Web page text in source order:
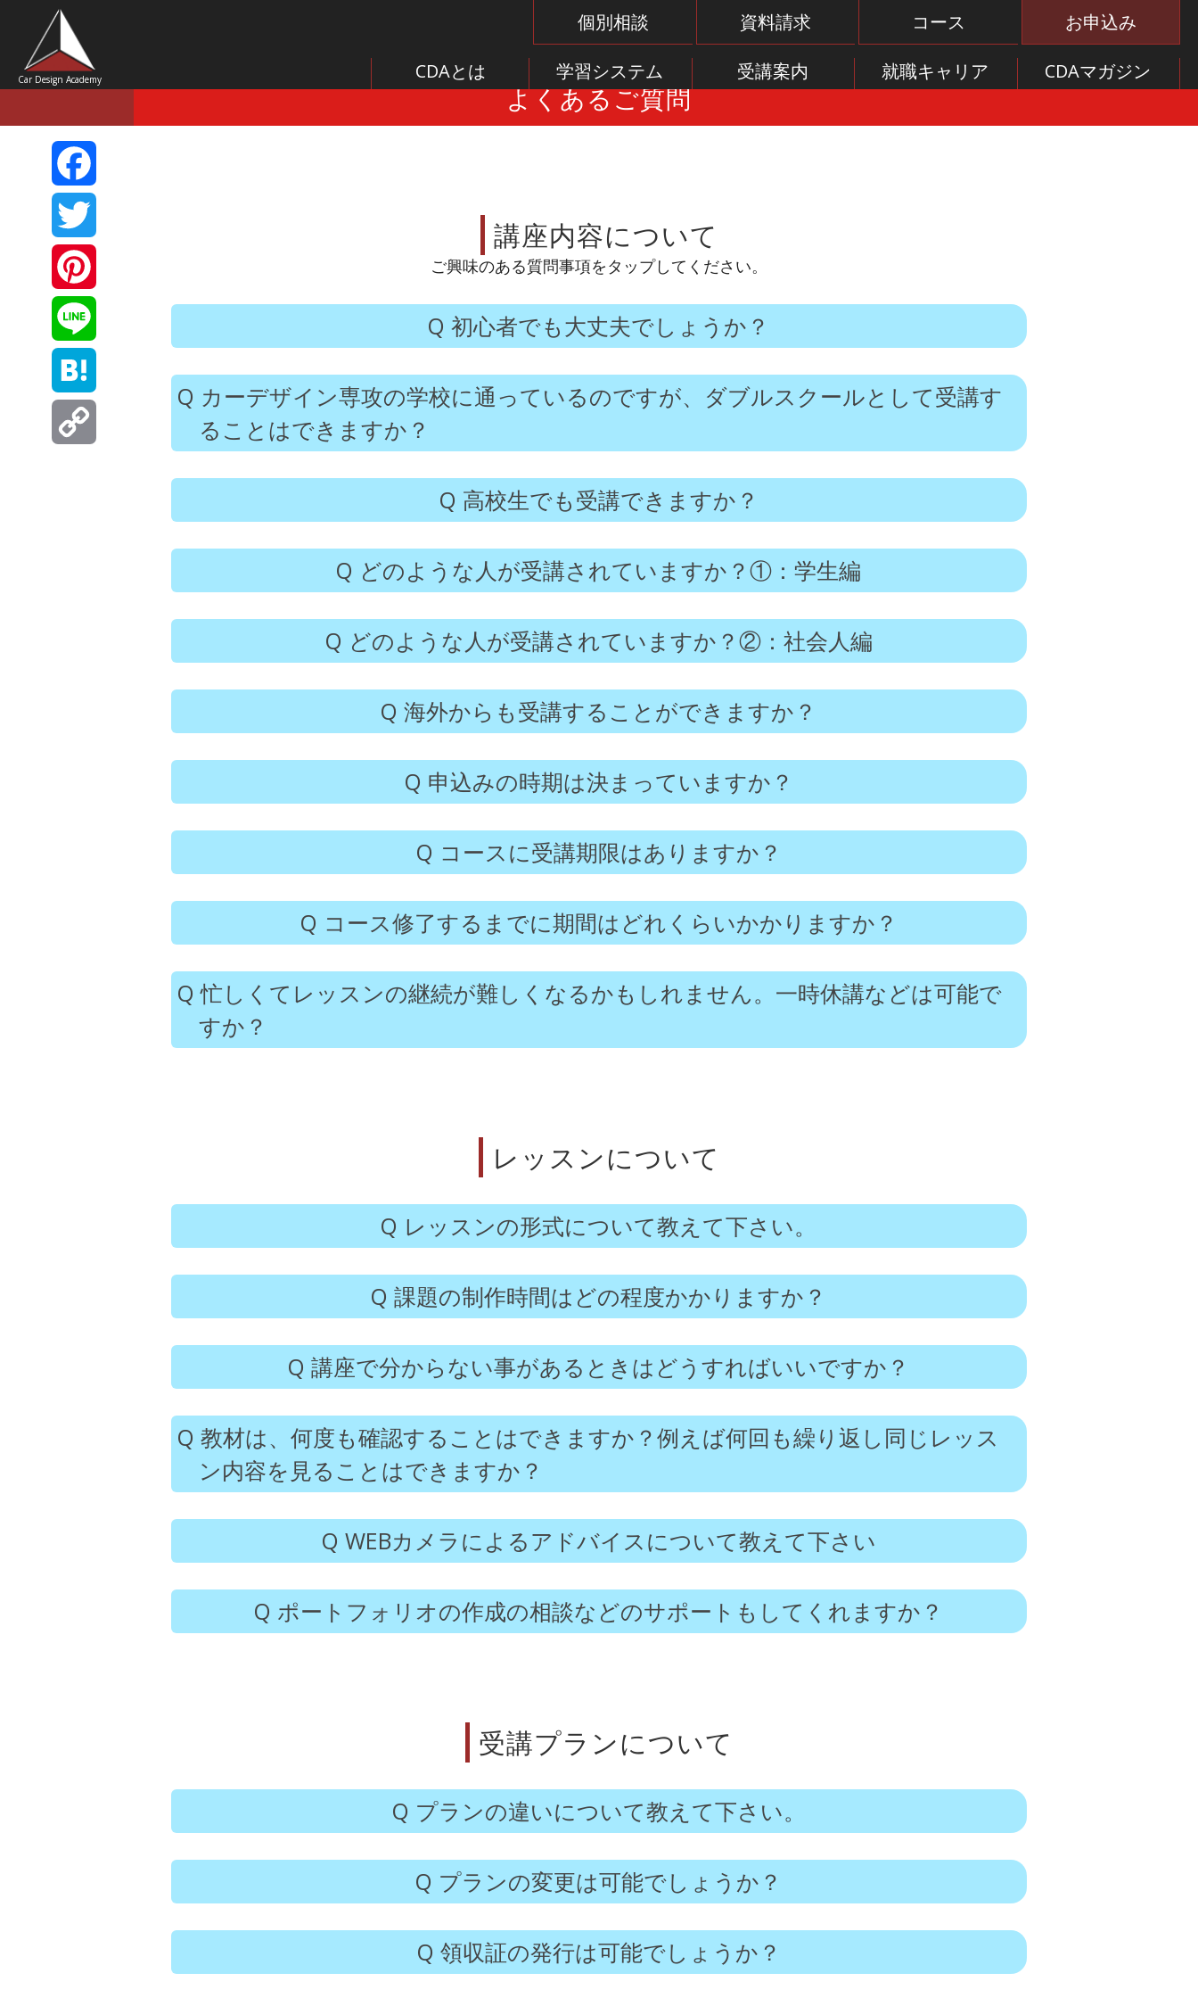
Car Design Academy
個別相談 資料請求 コース お申込み
CDAとは 学習システム 受講案内 就職キャリア CDAマガジン
よくあるご質問
講座内容について
ご興味のある質問事項をタップしてください。
初心者でも大丈夫でしょうか？
カーデザイン専攻の学校に通っているのですが、ダブルスクールとして受講す
ることはできますか？
高校生でも受講できますか？
どのような人が受講されていますか？①：学生編
どのような人が受講されていますか？②：社会人編
海外からも受講することができますか？
申込みの時期は決まっていますか？
コースに受講期限はありますか？
コース修了するまでに期間はどれくらいかかりますか？
忙しくてレッスンの継続が難しくなるかもしれません。一時休講などは可能で
すか？
レッスンについて
レッスンの形式について教えて下さい。
課題の制作時間はどの程度かかりますか？
講座で分からない事があるときはどうすればいいですか？
教材は、何度も確認することはできますか？例えば何回も繰り返し同じレッス
ン内容を見ることはできますか？
WEBカメラによるアドバイスについて教えて下さい
ポートフォリオの作成の相談などのサポートもしてくれますか？
受講プランについて
プランの違いについて教えて下さい。
プランの変更は可能でしょうか？
領収証の発行は可能でしょうか？
Facebook
Twitter
Pinterest
Line
Hatena